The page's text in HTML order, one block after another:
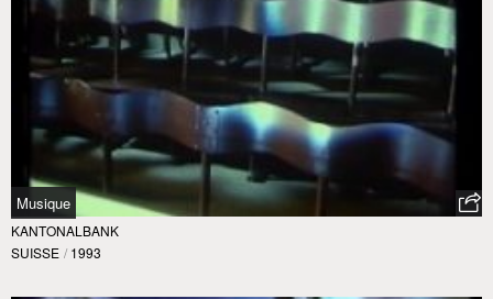
Musique
KANTONALBANK
SUISSE / 1993